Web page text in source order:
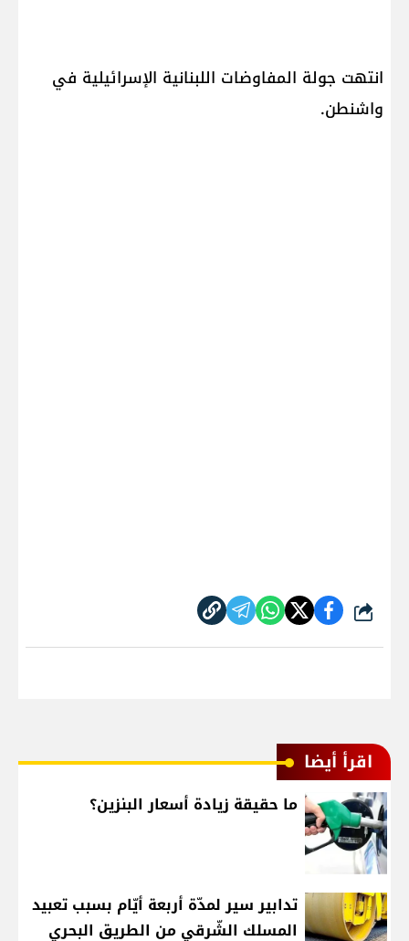
انتهت جولة ​المفاوضات اللبنانية الإسرائيلية​ في
واشنطن.
شارك
اقرأ أيضا
ما حقيقة زيادة أسعار البنزين؟
تدابير سير لمدّة أربعة أيّام بسبب تعبيد
المسلك الشّرقي من الطريق البحري